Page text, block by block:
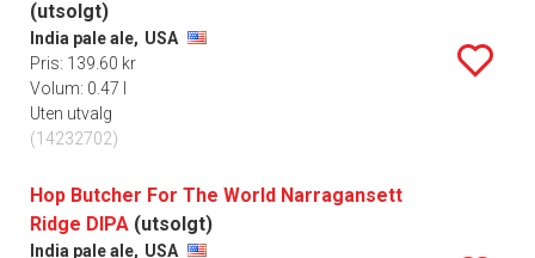
(utsolgt)
India pale ale, USA
Pris: 139.60 kr
Volum: 0.47 l
Uten utvalg
(14232702)
Hop Butcher For The World Narragansett
Ridge DIPA (utsolgt)
India pale ale, USA